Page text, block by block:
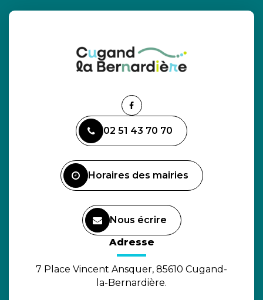
Lien
le
compte
02 51 43 70 70
Horaires des mairies
Nous écrire
(ouverture dans un nouvel
Adresse
7 Place Vincent Ansquer, 85610 Cugand-
la-Bernardière.